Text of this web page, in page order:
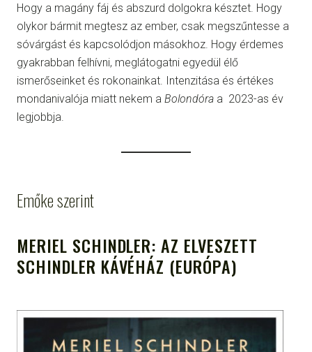
Hogy a magány fáj és abszurd dolgokra késztet. Hogy
olykor bármit megtesz az ember, csak megszűntesse a
sóvárgást és kapcsolódjon másokhoz. Hogy érdemes
gyakrabban felhívni, meglátogatni egyedül élő
ismerőseinket és rokonainkat. Intenzitása és értékes
mondanivalója miatt nekem a Bolondóra a 2023-as év
legjobbja.
Emőke szerint
MERIEL SCHINDLER: AZ ELVESZETT
SCHINDLER KÁVÉHÁZ (EURÓPA)